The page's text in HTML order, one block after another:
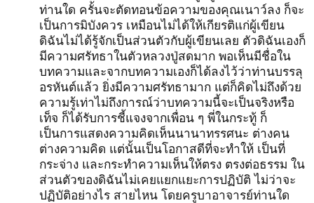
ท่านใด ครั้นจะตัดทอนข้อความของคุณเนาว์ลง ก็จะ
เป็นการมิบังควร เหมือนไม่ได้ให้เกียรติแก่ผู้เขียน
ดิฉันไม่ได้รู้จักเป็นส่วนตัวกับผู้เขียนเลย ตัวดิฉันเองก็
มีความศรัทธาในตัวหลวงปู่สดมาก พอเห็นมีชื่อใน
บทความและจากบทความเองก็ได้ลงไว้ว่าท่านบรรลุ
อรหันต์แล้ว ยิ่งมีความศรัทธามาก แต่ก็คิดไม่ถึงด้วย
ความรู้เท่าไม่ถึงการณ์ว่าบทความนี้จะเป็นจริงหรือ
เท็จ ก็ได้รับการชี้แจงจากเพื่อน ๆ พี่ในกระทู้ ก็
เป็นการแสดงความคิดเห็นนานาทรรศนะ ต่างคน
ต่างความคิด แต่นั้นเป็นโอกาสดีที่จะทำให้ เป็นที่
กระจ่าง และกระทำความเห็นให้ตรง ตรงต่อธรรม ใน
ส่วนตัวของดิฉันไม่เคยแยกแยะการปฏิบัติ ไม่ว่าจะ
ปฏิบัติอย่างไร สายไหน โดยครูบาอาจารย์ท่านใด